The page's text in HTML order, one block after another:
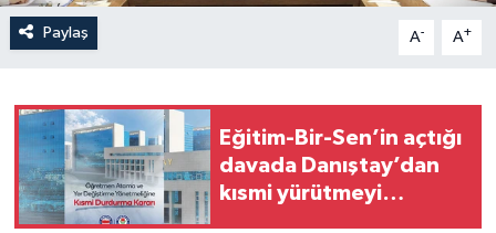
Paylaş A- A+
Eğitim-Bir-Sen’in açtığı
davada Danıştay’dan
kısmi yürütmeyi